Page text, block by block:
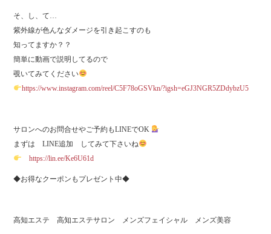
そ、し、て…
紫外線が色んなダメージを引き起こすのも
知ってますか？？
簡単に動画で説明してるので
覗いてみてください
https://www.instagram.com/reel/C5F78oGSVkn/?igsh=eGJ3NGR5ZDdybzU5
サロンへのお問合せやご予約もLINEでOK
まずは LINE追加 してみて下さいね
https://lin.ee/Ke6U61d
◆お得なクーポンもプレゼント中◆
高知エステ 高知エステサロン メンズフェイシャル メンズ美容